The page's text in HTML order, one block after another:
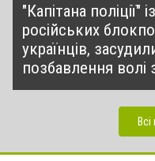
"Капітана поліції"
російських
українців,
позбавлення волі